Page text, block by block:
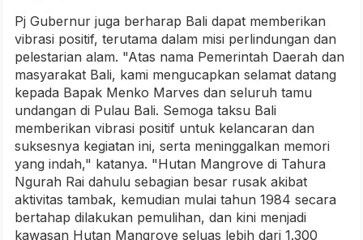
Pj Gubernur juga berharap Bali dapat memberikan
vibrasi positif, terutama dalam misi perlindungan dan
pelestarian alam. "Atas nama Pemerintah Daerah dan
masyarakat Bali, kami mengucapkan selamat datang
kepada Bapak Menko Marves dan seluruh tamu
undangan di Pulau Bali. Semoga taksu Bali
memberikan vibrasi positif untuk kelancaran dan
suksesnya kegiatan ini, serta meninggalkan memori
yang indah," katanya. "Hutan Mangrove di Tahura
Ngurah Rai dahulu sebagian besar rusak akibat
aktivitas tambak, kemudian mulai tahun 1984 secara
bertahap dilakukan pemulihan, dan kini menjadi
kawasan Hutan Mangrove seluas lebih dari 1.300